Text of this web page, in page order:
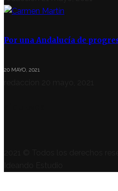
Por una Andalucía de
20 MAYO, 2021